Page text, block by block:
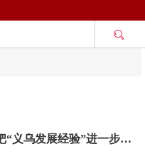
习近平近日作出重要指示强调 把“义乌发展经验”进一步总结好运用好 探索走出符合各自实际的高质量发展之路